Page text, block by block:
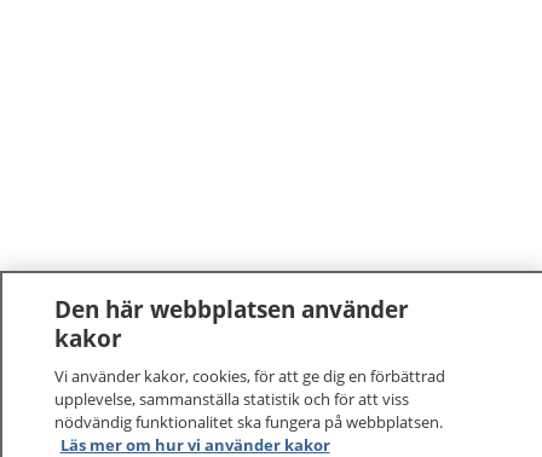
Den här webbplatsen använder
kakor
Vi använder kakor, cookies, för att ge dig en förbättrad
upplevelse, sammanställa statistik och för att viss
nödvändig funktionalitet ska fungera på webbplatsen.
Läs mer om hur vi använder kakor